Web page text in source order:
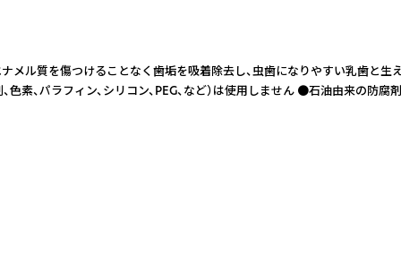
を傷つけることなく歯垢を吸着除去し、虫歯になりやすい乳歯
、パラフィン、シリコン、PEG、など）は使用しません ●石油